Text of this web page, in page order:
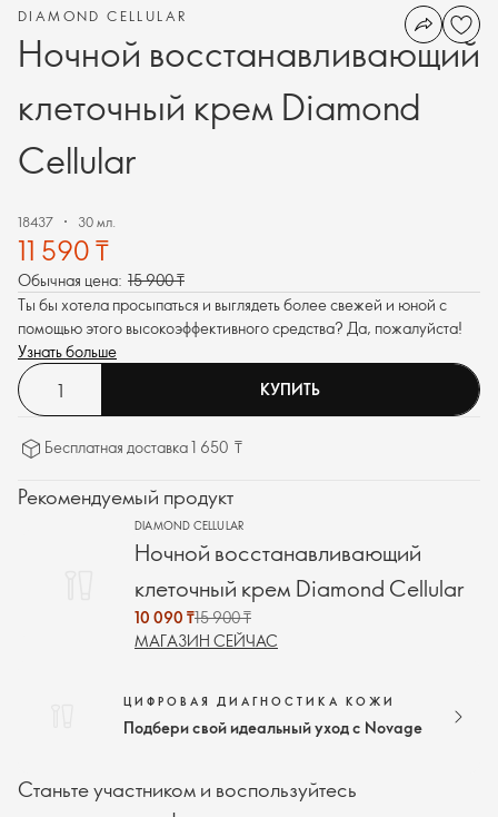
DIAMOND CELLULAR
Ночной восстанавливающий
клеточный крем Diamond
Cellular
18437 30 мл.
11 590 ₸
Обычная цена: 15 900 ₸
Ты бы хотела просыпаться и выглядеть более свежей и юной с
помощью этого высокоэффективного средства? Да, пожалуйста!
Узнать больше
КУПИТЬ
Бесплатная доставка 1 650 ₸
Рекомендуемый продукт
DIAMOND CELLULAR
Ночной восстанавливающий
клеточный крем Diamond Cellular
10 090 ₸15 900 ₸
МАГАЗИН СЕЙЧАС
ЦИФРОВАЯ ДИАГНОСТИКА КОЖИ
Подбери свой идеальный уход с Novage
Станьте участником и воспользуйтесь